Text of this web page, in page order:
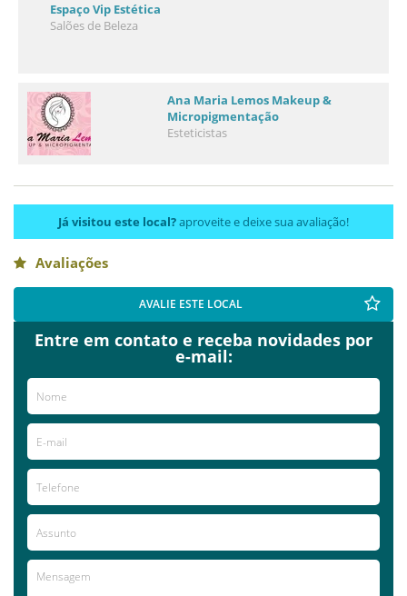
Espaço Vip Estética
Salões de Beleza
Ana Maria Lemos Makeup &
Micropigmentação
Esteticistas
Já visitou este local?aproveite e deixe sua avaliação!
Avaliações
AVALIE ESTE LOCAL
Entre em contato e receba novidades por
e-mail: